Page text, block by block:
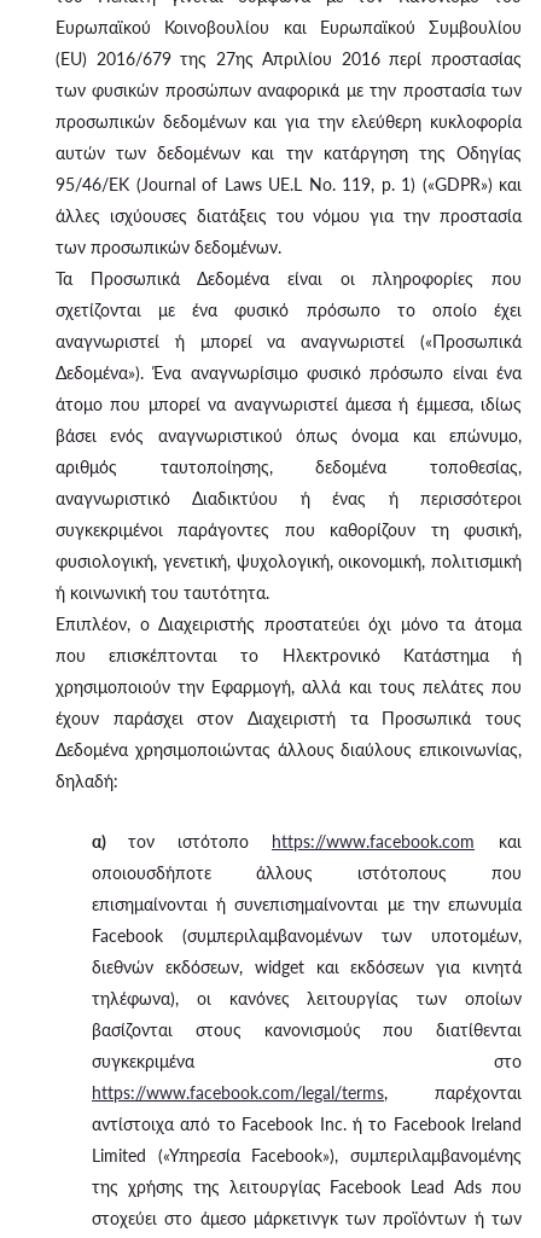
Ευρωπαϊκού Κοινοβουλίου και Ευρωπαϊκού Συμβουλίου
(EU) 2016/679 της 27ης Απριλίου 2016 περί προστασίας
των φυσικών προσώπων αναφορικά με την προστασία των
προσωπικών δεδομένων και για την ελεύθερη κυκλοφορία
αυτών των δεδομένων και την κατάργηση της Οδηγίας
95/46/ΕΚ (Journal of Laws UE.L No. 119, p. 1) («GDPR») και
άλλες ισχύουσες διατάξεις του νόμου για την προστασία
των προσωπικών δεδομένων.
Τα Προσωπικά Δεδομένα είναι οι πληροφορίες που
σχετίζονται με ένα φυσικό πρόσωπο το οποίο έχει
αναγνωριστεί ή μπορεί να αναγνωριστεί («Προσωπικά
Δεδομένα»). Ένα αναγνωρίσιμο φυσικό πρόσωπο είναι ένα
άτομο που μπορεί να αναγνωριστεί άμεσα ή έμμεσα, ιδίως
βάσει ενός αναγνωριστικού όπως όνομα και επώνυμο,
αριθμός ταυτοποίησης, δεδομένα τοποθεσίας,
αναγνωριστικό Διαδικτύου ή ένας ή περισσότεροι
συγκεκριμένοι παράγοντες που καθορίζουν τη φυσική,
φυσιολογική, γενετική, ψυχολογική, οικονομική, πολιτισμική
ή κοινωνική του ταυτότητα.
Επιπλέον, ο Διαχειριστής προστατεύει όχι μόνο τα άτομα
που επισκέπτονται το Ηλεκτρονικό Κατάστημα ή
χρησιμοποιούν την Εφαρμογή, αλλά και τους πελάτες που
έχουν παράσχει στον Διαχειριστή τα Προσωπικά τους
Δεδομένα χρησιμοποιώντας άλλους διαύλους επικοινωνίας,
δηλαδή:
α) τον ιστότοπο https://www.facebook.com και
οποιουσδήποτε άλλους ιστότοπους που
επισημαίνονται ή συνεπισημαίνονται με την επωνυμία
Facebook (συμπεριλαμβανομένων των υποτομέων,
διεθνών εκδόσεων, widget και εκδόσεων για κινητά
τηλέφωνα), οι κανόνες λειτουργίας των οποίων
βασίζονται στους κανονισμούς που διατίθενται
συγκεκριμένα στο
https://www.facebook.com/legal/terms, παρέχονται
αντίστοιχα από το Facebook Inc. ή το Facebook Ireland
Limited («Υπηρεσία Facebook»), συμπεριλαμβανομένης
της χρήσης της λειτουργίας Facebook Lead Ads που
στοχεύει στο άμεσο μάρκετινγκ των προϊόντων ή των